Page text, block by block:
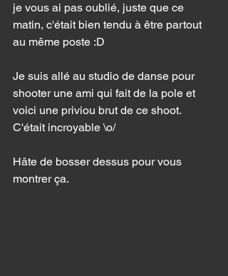
je vous ai pas oublié, juste que ce
matin, c'était bien tendu à être partout
au même poste :D
Je suis allé au studio de danse pour
shooter une ami qui fait de la pole et
voici une priviou brut de ce shoot.
C'était incroyable \o/
Hâte de bosser dessus pour vous
montrer ça.